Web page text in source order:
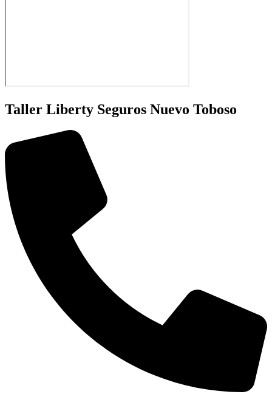
Taller Liberty Seguros Nuevo Toboso